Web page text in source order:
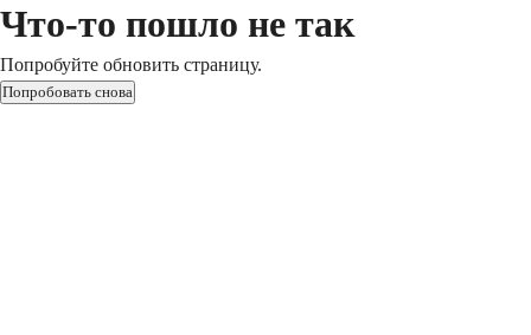
Что-то пошло не так
Попробуйте обновить страницу.
Попробовать снова